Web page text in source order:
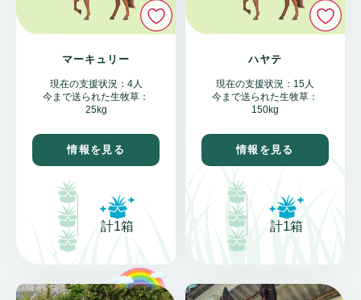
マーキュリー
現在の支援状況：4人
今まで送られた生牧草：
25kg
情報を見る
計1箱
ハヤテ
現在の支援状況：15人
今まで送られた生牧草：
150kg
情報を見る
計1箱